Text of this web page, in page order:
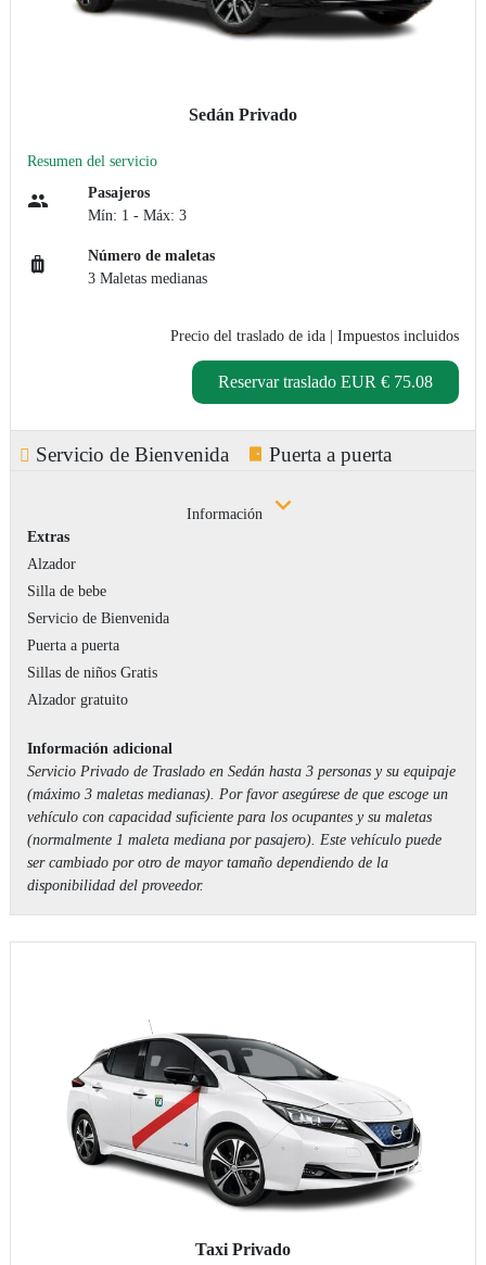
Sedán Privado
Resumen del servicio
Pasajeros
Mín: 1 - Máx: 3
Número de maletas
3 Maletas medianas
Precio del traslado de ida | Impuestos incluidos
Reservar traslado EUR € 75.08
Servicio de Bienvenida Puerta a puerta
Información
Extras
Alzador
Silla de bebe
Servicio de Bienvenida
Puerta a puerta
Sillas de niños Gratis
Alzador gratuito
Información adicional
Servicio Privado de Traslado en Sedán hasta 3 personas y su equipaje
(máximo 3 maletas medianas). Por favor asegúrese de que escoge un
vehículo con capacidad suficiente para los ocupantes y su maletas
(normalmente 1 maleta mediana por pasajero). Este vehículo puede
ser cambiado por otro de mayor tamaño dependiendo de la
disponibilidad del proveedor.
Taxi Privado